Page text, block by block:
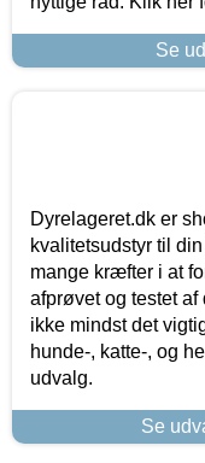
Se
Dyrelageret.dk er
kvalitetsudstyr til
mange kræfter i at
afprøvet og testet
ikke mindst det
hunde-, katte-, og
udvalg.
Se